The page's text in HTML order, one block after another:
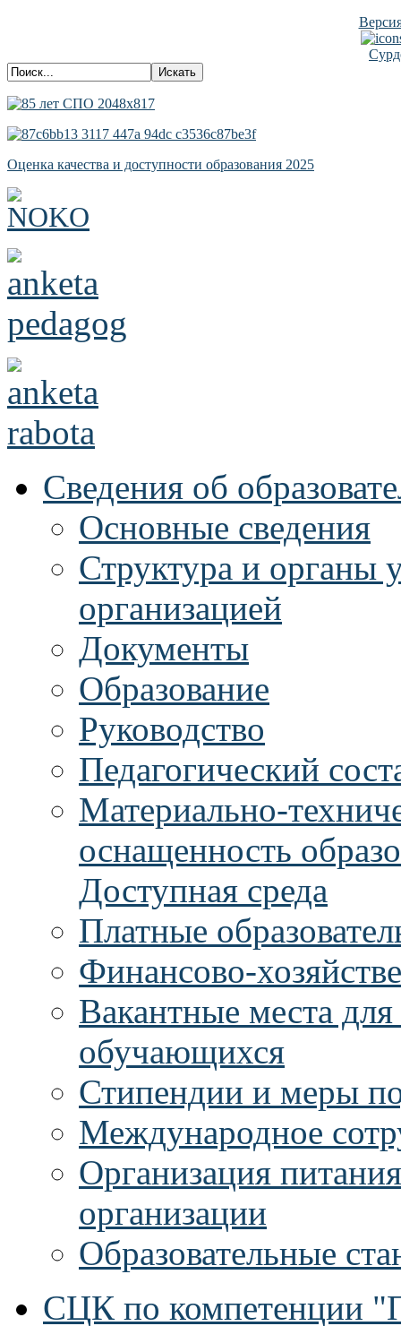
Оценка качества и доступности образования 2025
Сведения об
Основные сведения
Структура и органы
организацией
Документы
Образование
Руководство
Педагогический
Материально-
оснащенность
Доступная среда
Платные
Финансово-
Вакантные места
обучающихся
Стипендии и меры
Международное
Организация
организации
Образовательные
СЦК по компетенции